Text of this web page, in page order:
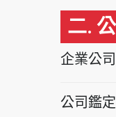
二.
企業公
公司鑑